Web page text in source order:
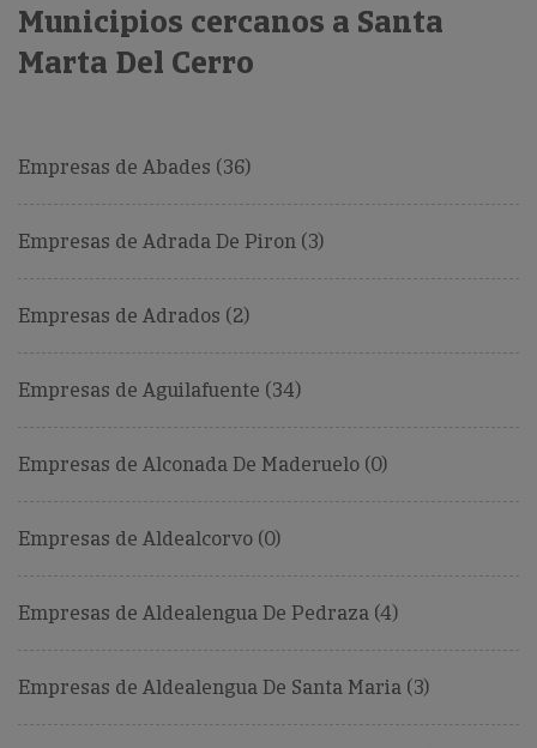
Municipios cercanos a Santa
Marta Del Cerro
Empresas de Abades (36)
Empresas de Adrada De Piron (3)
Empresas de Adrados (2)
Empresas de Aguilafuente (34)
Empresas de Alconada De Maderuelo (0)
Empresas de Aldealcorvo (0)
Empresas de Aldealengua De Pedraza (4)
Empresas de Aldealengua De Santa Maria (3)